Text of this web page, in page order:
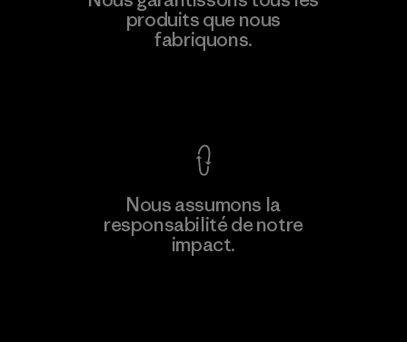
produits que nous
fabriquons.
Nous assumons la
responsabilité de notre
impact.